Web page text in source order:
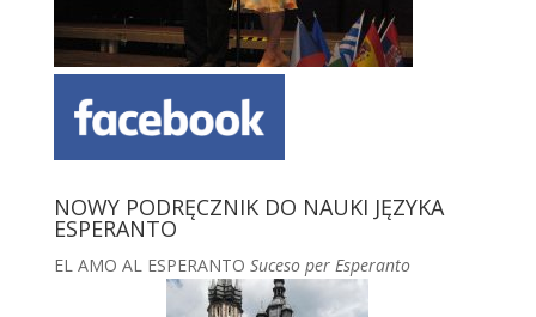
NOWY PODRĘCZNIK DO NAUKI JĘZYKA
ESPERANTO
EL AMO AL ESPERANTO Suceso per Esperanto